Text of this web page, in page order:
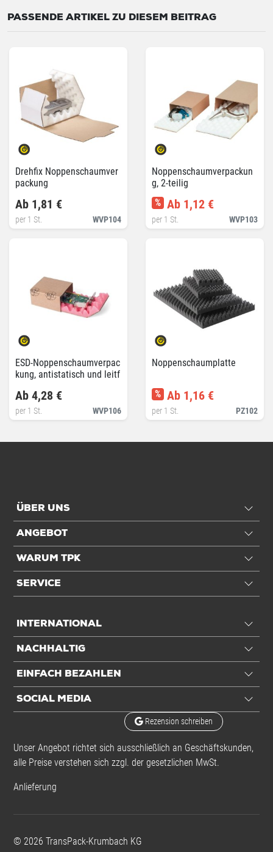
PASSENDE ARTIKEL ZU DIESEM BEITRAG
Drehfix Noppenschaumver
packung
WVP104
Ab 1,81 €
per 1 St.
Noppenschaumverpackun
g, 2-teilig
WVP103
% Ab 1,12 €
per 1 St.
ESD-Noppenschaumverpac
kung, antistatisch und leitf
WVP106
Ab 4,28 €
per 1 St.
Noppenschaumplatte
PZ102
% Ab 1,16 €
per 1 St.
ÜBER UNS
ANGEBOT
WARUM TPK
SERVICE
INTERNATIONAL
NACHHALTIG
EINFACH BEZAHLEN
SOCIAL MEDIA
Rezension schreiben
Unser Angebot richtet sich ausschließlich an Geschäftskunden,
alle Preise verstehen sich zzgl. der gesetzlichen MwSt.
Anlieferung
© 2026 TransPack-Krumbach KG